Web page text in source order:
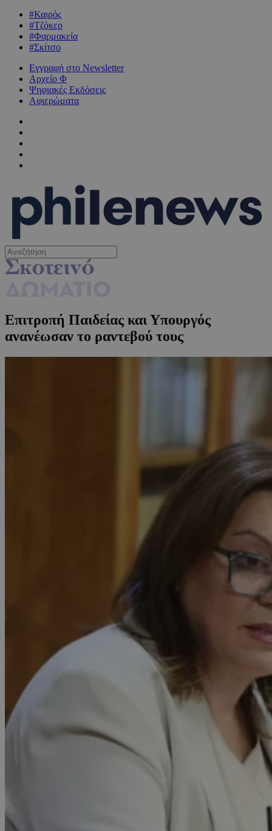
#Καιρός
#Τζόκερ
#Φαρμακεία
#Σκίτσο
Εγγραφή στο Newsletter
Αρχείο Φ
Ψηφιακές Εκδόσεις
Αφιερώματα
Επιτροπή Παιδείας και Υπουργός
ανανέωσαν το ραντεβού τους